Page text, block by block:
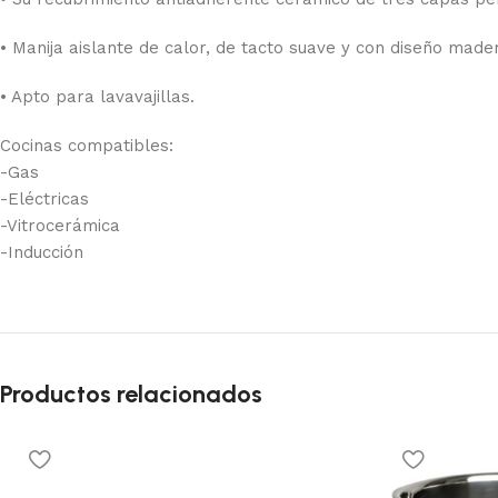
• Manija aislante de calor, de tacto suave y con diseño
• Apto para lavavajillas.
Cocinas compatibles:
-Gas
-Eléctricas
-Vitrocerámica
-Inducción
Productos relacionados